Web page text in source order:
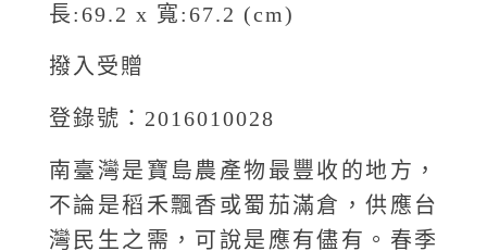
長:69.2 x 寬:67.2 (cm)
撥入受贈
登錄號：2016010028
南臺灣是寶島農產物最豐收的地方，
不論是稻禾飄香或蜀茄滿倉，供應台
灣民生之需，可說是應有儘有。春季